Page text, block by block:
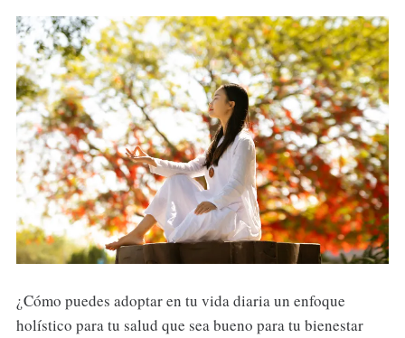
¿Cómo puedes adoptar en tu vida diaria un enfoque
holístico para tu salud que sea bueno para tu bienestar